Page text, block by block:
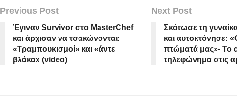
Previous Post
Έγιναν Survivor στο MasterChef
και άρχισαν να τσακώνονται:
«Τραμπουκισμοί» και «άντε
βλάκα» (video)
Next Post
Σκότωσε τη
και αυτοκτόνησε:
πτώματά μας»- Το
τηλεφώνημα στις